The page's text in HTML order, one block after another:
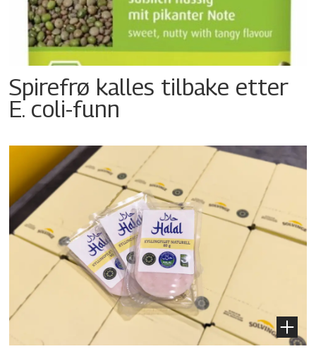
Spirefrø kalles tilbake etter
E. coli-funn